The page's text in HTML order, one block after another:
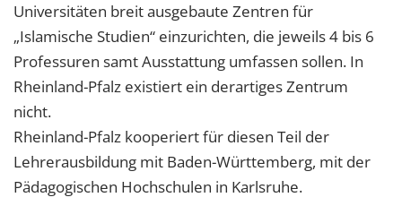
Universitäten breit ausgebaute Zentren für
„Islamische Studien“ einzurichten, die jeweils 4 bis 6
Professuren samt Ausstattung umfassen sollen. In
Rheinland-Pfalz existiert ein derartiges Zentrum
nicht.
Rheinland-Pfalz kooperiert für diesen Teil der
Lehrerausbildung mit Baden-Württemberg, mit der
Pädagogischen Hochschulen in Karlsruhe.